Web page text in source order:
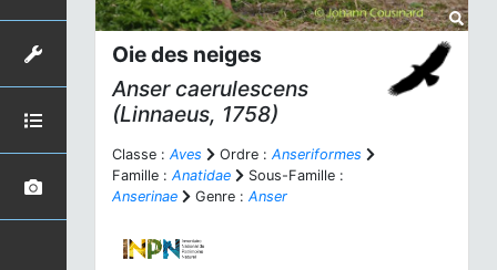
Oie des neiges
Anser caerulescens
(Linnaeus, 1758)
Classe : Aves Ordre : Anseriformes
Famille : Anatidae
Sous-Famille :
Anserinae
Genre : Anser